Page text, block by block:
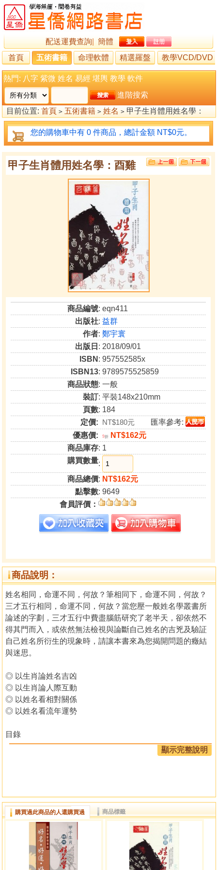
配送運費查詢
簡體
首頁
五術書籍 命理軟體 精選羅盤 教學VCD/DVD
熱門: 八字 紫微 姓名 易經 堪輿 教學 軟件
進階搜索
目前位置: 首頁 > 五術書籍 > 姓名 > 甲子生肖體用姓名學：
酉雞
您的購物車中有 0 件商品，總計金額 NT$0元。
甲子生肖體用姓名學：酉雞
商品編號: eqn411
出版社:益群
作者:鄭宇寰
出版日 : 2018/09/01
ISBN : 957552585x
ISBN13: 9789575525859
商品狀態: 一般
裝訂: 平裝148x210mm
頁數: 184
定價: NT$180元
匯率參考:
優惠價:
9折
NT$162元
商品庫存: 1
購買數量:
商品總價: NT$162元
點擊數: 9649
會員評價：
商品說明：
姓名相同，命運不同，何故？筆相同下，命運不同，何故？
三才五行相同，命運不同，何故？當您壓一般姓名學叢書所
論述的字劃，三才五行中費盡腦筋研究了老半天，卻依然不
得其門而入，或依然無法檢視與論斷自己姓名的吉兇及驗証
自己姓名所衍生的現象時，請讓本書來為您揭開問題的癥結
與迷思。
◎ 以生肖論姓名吉凶
◎ 以生肖論人際互動
◎ 以姓名看相對關係
◎ 以姓名看流年運勢
目錄
地支
五行生剋
文字與結構
姓名之大運
姓名吉凶論斷
顯示完整說明
購買過此商品的人還購買過 商品標籤